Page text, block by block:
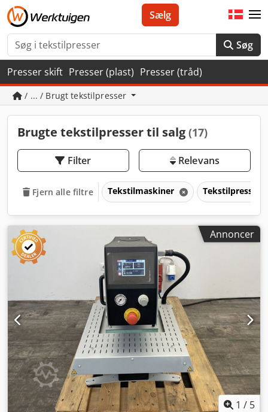
Søg
Sælg
Presser skift Presser (plast) Presser (tråd)
/ ... / Brugt tekstilpresser
Brugte tekstilpresser til salg (17)
Filter Relevans
Fjern alle filtre Tekstilmaskiner Tekstilpresser
Annoncer
1 / 5